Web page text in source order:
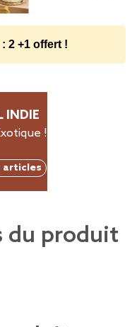
2 +1 offert !
INDIE
!
articles
du produit